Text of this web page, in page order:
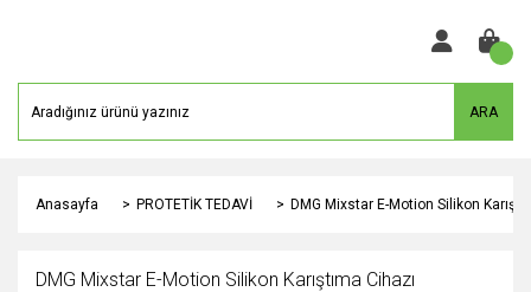
ARA
Anasayfa PROTETİK TEDAVİ DMG Mixstar E-Motion Silikon
DMG Mixstar E-Motion Silikon Karıştıma Cihazı